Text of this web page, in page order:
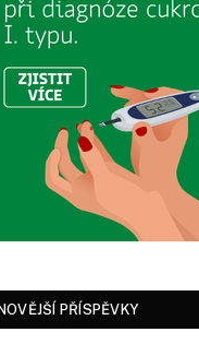
PŘÍSPĚVKY